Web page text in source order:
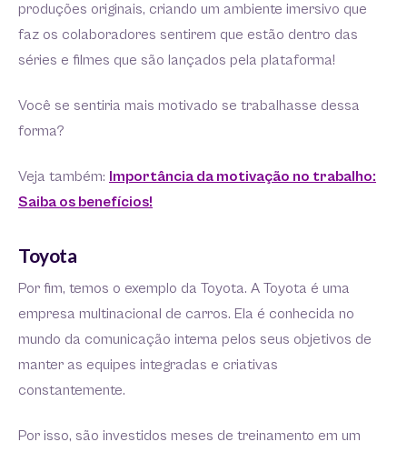
produções originais, criando um ambiente imersivo que
faz os colaboradores sentirem que estão dentro das
séries e filmes que são lançados pela plataforma!
Você se sentiria mais motivado se trabalhasse dessa
forma?
Veja também: Importância da motivação no trabalho:
Saiba os benefícios!
Toyota
Por fim, temos o exemplo da Toyota. A Toyota é uma
empresa multinacional de carros. Ela é conhecida no
mundo da comunicação interna pelos seus objetivos de
manter as equipes integradas e criativas
constantemente.
Por isso, são investidos meses de treinamento em um